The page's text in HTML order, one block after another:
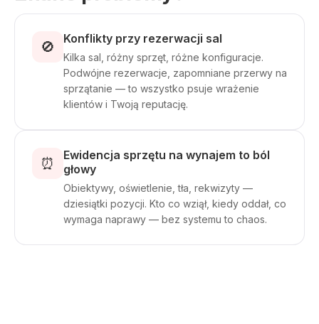
🚫 Konflikty przy rezerwacji sal
Kilka sal, różny sprzęt, różne konfiguracje.
Podwójne rezerwacje, zapomniane przerwy na
sprzątanie — to wszystko psuje wrażenie
klientów i Twoją reputację.
⏰
Ewidencja sprzętu na wynajem to ból
głowy
Obiektywy, oświetlenie, tła, rekwizyty —
dziesiątki pozycji. Kto co wziął, kiedy oddał, co
wymaga naprawy — bez systemu to chaos.